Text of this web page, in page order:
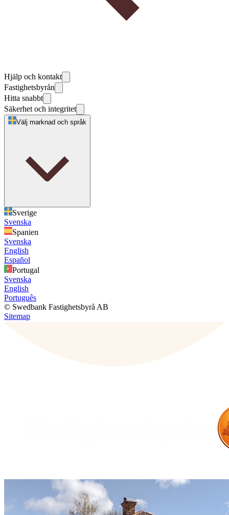
Hjälp och kontakt
Fastighetsbyrån
Hitta snabbt
Säkerhet och integritet
Välj marknad och språk
Sverige
Svenska
Spanien
Svenska
English
Español
Portugal
Svenska
English
Português
© Swedbank Fastighetsbyrå AB
Sitemap